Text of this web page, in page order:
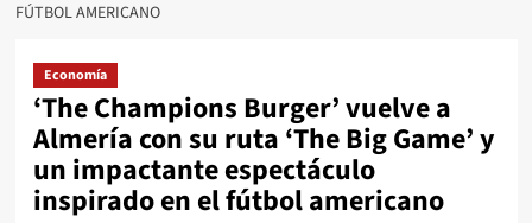
FÚTBOL AMERICANO
Economía
‘The Champions Burger’ vuelve a
Almería con su ruta ‘The Big Game’ y
un impactante espectáculo
inspirado en el fútbol americano